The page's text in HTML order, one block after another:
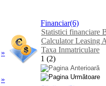
»
»
Financiar(6)
Statistici financiare
Calculator Leasing
Taxa Inmatriculare
1 (2)